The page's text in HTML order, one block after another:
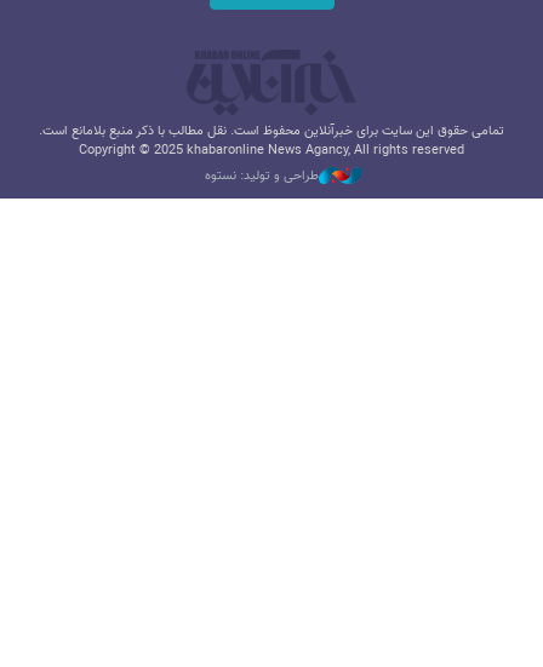
تمامی حقوق این سایت برای خبرآنلاین محفوظ است. نقل مطالب با ذکر منبع بلامانع است.
Copyright © 2025 khabaronline News Agancy, All rights reserved
طراحی و تولید: نستوه